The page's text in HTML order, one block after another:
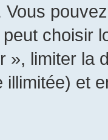
Vous
choisir
», limiter
illimitée) et